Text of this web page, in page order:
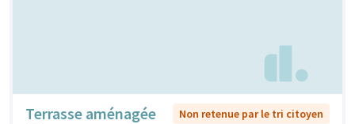
Terrasse aménagée
Non retenue par le tri citoyen